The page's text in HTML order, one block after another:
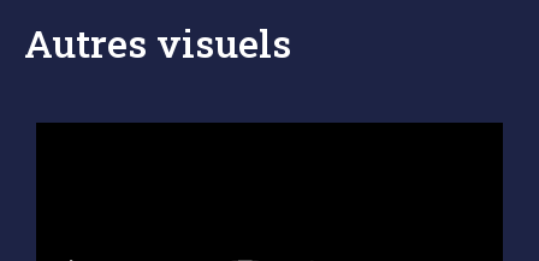
Autres visuels